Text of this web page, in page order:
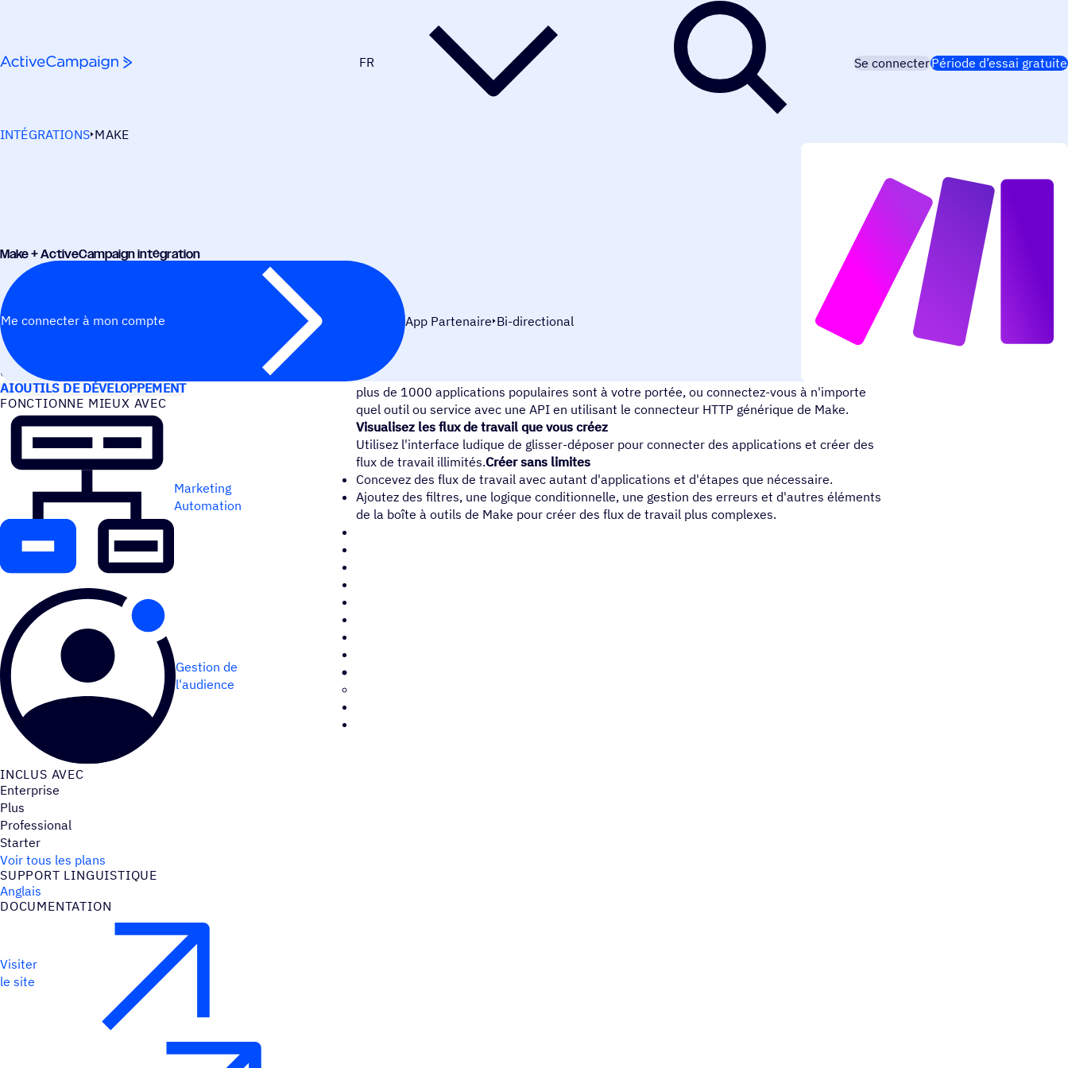
FR Se connecterPériode d’essai gratuite
INTÉGRATIONS MAKE
Make + ActiveCampaign intégration
Me connecter à mon compte App Partenaire Bi-directional
CAS D’UTILISATION
AIOUTILS DE DÉVELOPPEMENT
FONC­TIONNE MIEUX AVEC
Marketing
Automation
Gestion de
l'audience
INCLUS AVEC
Enterprise
Plus
Professional
Starter
Voir tous les plans
SUPPORT LINGUIS­TIQUE
Anglais
DOCU­MEN­TA­TION
Visiter
le site
Connecter ActiveCampaign avec n'importe quelle application ou service
plus de 1000 applications populaires sont à votre portée, ou connectez-vous à n'importe
quel outil ou service avec une API en utilisant le connecteur HTTP générique de Make.
Visualisez les flux de travail que vous créez
Utilisez l'interface ludique de glisser-déposer pour connecter des applications et créer des
flux de travail illimités.Créer sans limites
Concevez des flux de travail avec autant d'applications et d'étapes que nécessaire.
Ajoutez des filtres, une logique conditionnelle, une gestion des erreurs et d'autres éléments
de la boîte à outils de Make pour créer des flux de travail plus complexes.